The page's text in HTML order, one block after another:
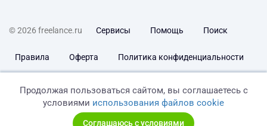
© 2026 freelance.ru Сервисы Помощь Поиск
Правила Оферта Политика конфиденциальности
Продолжая пользоваться сайтом, вы соглашаетесь с
условиями использования файлов cookie
Соглашаюсь с условиями